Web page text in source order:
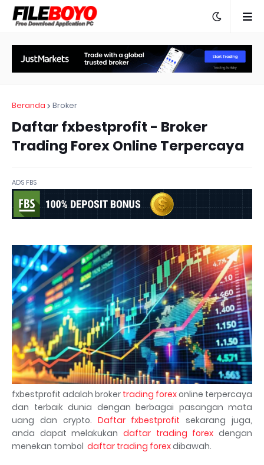
Beranda Broker
Daftar fxbestprofit - Broker
Trading Forex Online Terpercaya
ADS FBS
fxbestprofit adalah broker trading forexonline terpercaya
dan terbaik dunia dengan berbagai pasangan mata
uang dan crypto. Daftar fxbestprofit sekarang juga,
anda dapat melakukan daftar trading forex dengan
menekan tombol daftar trading forexdibawah.